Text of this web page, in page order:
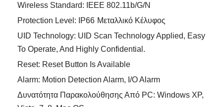
Wireless Standard: IEEE 802.11b/g/n
Protection Level: IP66 Μεταλλικό Κέλυφος
UID Technology: UID Scan Technology Applied, Easy
To Operate, And Highly Confidential.
Reset: Reset Button Is Available
Alarm: Motion Detection Alarm, I/O Alarm
Δυνατότητα Παρακολούθησης Από PC: Windows XP,